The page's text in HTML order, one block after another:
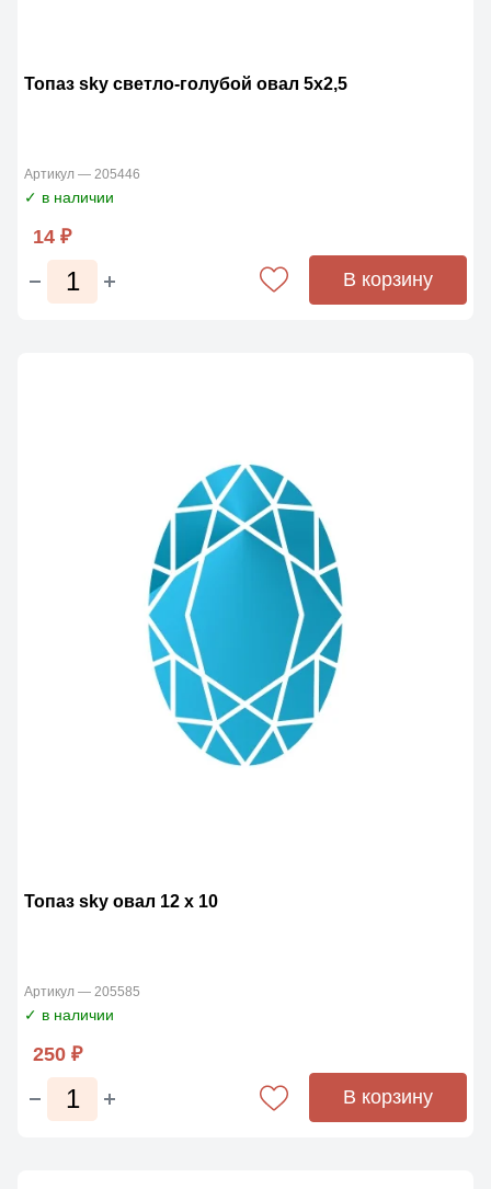
Топаз sky светло-голубой овал 5х2,5
Артикул — 205446
✓ в наличии
14 ₽
В корзину
Топаз sky овал 12 x 10
Артикул — 205585
✓ в наличии
250 ₽
В корзину